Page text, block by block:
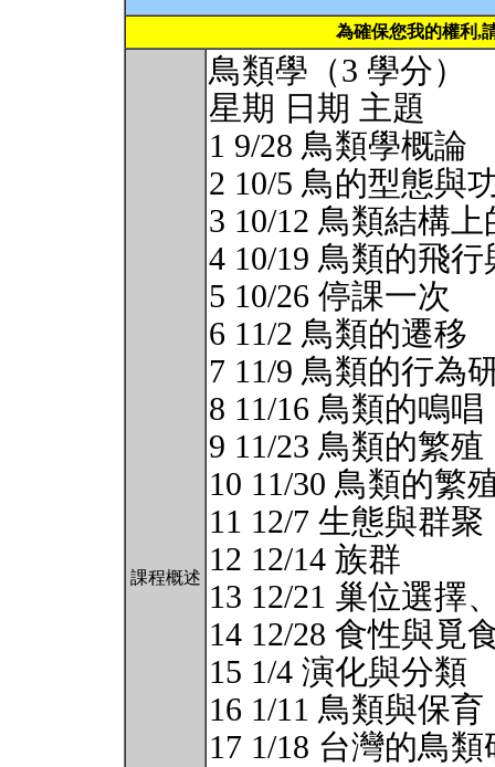
為確保您我的權利,
課程概述
鳥類學（3 學分）
星期 日期 主題
1 9/28 鳥類學概論
2 10/5 鳥的型態與
3 10/12 鳥類結構
4 10/19 鳥類的飛
5 10/26 停課一次
6 11/2 鳥類的遷移
7 11/9 鳥類的行為
8 11/16 鳥類的鳴唱
9 11/23 鳥類的繁
10 11/30 鳥類的繁
11 12/7 生態與群聚
12 12/14 族群
13 12/21 巢位選擇
14 12/28 食性與覓
15 1/4 演化與分類
16 1/11 鳥類與保育
17 1/18 台灣的鳥類